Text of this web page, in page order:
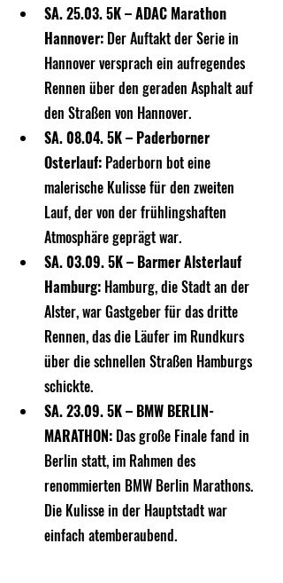
SA. 25.03. 5K – ADAC Marathon
Hannover: Der Auftakt der Serie in
Hannover versprach ein aufregendes
Rennen über den geraden Asphalt auf
den Straßen von Hannover.
SA. 08.04. 5K – Paderborner
Osterlauf: Paderborn bot eine
malerische Kulisse für den zweiten
Lauf, der von der frühlingshaften
Atmosphäre geprägt war.
SA. 03.09. 5K – Barmer Alsterlauf
Hamburg: Hamburg, die Stadt an der
Alster, war Gastgeber für das dritte
Rennen, das die Läufer im Rundkurs
über die schnellen Straßen Hamburgs
schickte.
SA. 23.09. 5K – BMW BERLIN-
MARATHON: Das große Finale fand in
Berlin statt, im Rahmen des
renommierten BMW Berlin Marathons.
Die Kulisse in der Hauptstadt war
einfach atemberaubend.